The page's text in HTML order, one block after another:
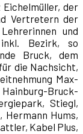
der
Vertretern der
und
Bezirk, so
Bruck, dem
die Nachsicht,
Max-
Bruck-
Stiegl,
Hermann Hums,
Kabel Plus,